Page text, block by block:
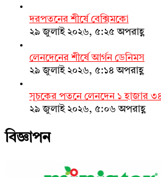
দরপতনের শীর্ষে বেক্সিমকো
২৯ জুলাই ২০২৬, ৫:২৫ অপরাহ্ণ
লেনদেনের শীর্ষে আর্গন ডেনিমস
২৯ জুলাই ২০২৬, ৫:১৪ অপরাহ্ণ
সূচকের পতনে লেনদেন ১ হাজার
২৯ জুলাই ২০২৬, ৫:০৬ অপরাহ্ণ
বিজ্ঞাপন